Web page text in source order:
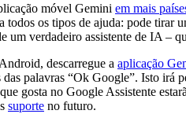
móvel Gemini em mais
todos os tipos de ajuda: pode tirar
um verdadeiro assistente de IA –
descarregue a aplicação
das palavras “Ok Google”. Isto irá
gosta no Google Assistente
suporte no futuro.